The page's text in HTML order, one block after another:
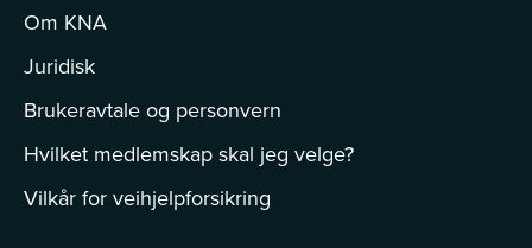
Om KNA
Juridisk
Brukeravtale og personvern
Hvilket medlemskap skal jeg velge?
Vilkår for veihjelpforsikring